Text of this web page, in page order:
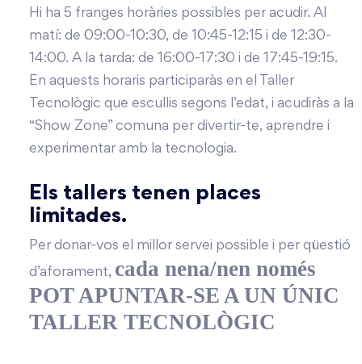
Hi ha 5 franges horàries possibles per acudir. Al
matí: de 09:00-10:30, de 10:45-12:15 i de 12:30-
14:00. A la tarda: de 16:00-17:30 i de 17:45-19:15.
En aquests horaris participaràs en el Taller
Tecnològic que escullis segons l’edat, i acudiràs a la
“Show Zone” comuna per divertir-te, aprendre i
experimentar amb la tecnologia.
Els tallers tenen places
limitades.
Per donar-vos el millor servei possible i per qüestió
d’aforament, cada nena/nen només
POT APUNTAR-SE A UN ÚNIC
TALLER TECNOLÒGIC